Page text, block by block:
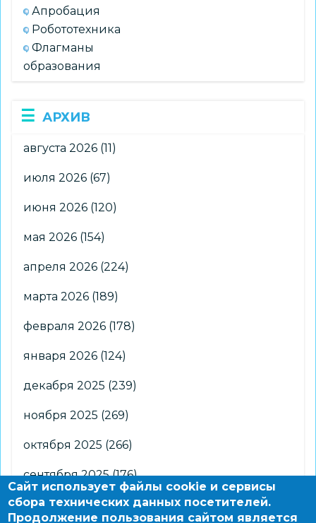
Апробация
Робототехника
Флагманы
образования
АРХИВ
августа 2026 (11)
июля 2026 (67)
июня 2026 (120)
мая 2026 (154)
апреля 2026 (224)
марта 2026 (189)
февраля 2026 (178)
января 2026 (124)
декабря 2025 (239)
ноября 2025 (269)
октября 2025 (266)
сентября 2025(176)
августа 2025(2)
Сайт использует файлы cookie и сервисы
сбора технических данных посетителей.
Продолжение пользования сайтом является